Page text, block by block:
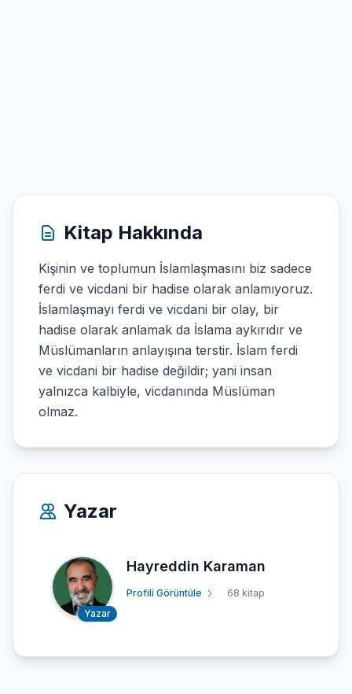
Kitap Hakkında
Kişinin ve toplumun İslamlaşmasını biz sadece
ferdi ve vicdani bir hadise olarak anlamıyoruz.
İslamlaşmayı ferdi ve vicdani bir olay, bir
hadise olarak anlamak da İslama aykırıdır ve
Müslümanların anlayışına terstir. İslam ferdi
ve vicdani bir hadise değildir; yani insan
yalnızca kalbiyle, vicdanında Müslüman
olmaz.
Yazar
Yazar
Hayreddin Karaman
Profili Görüntüle 68 kitap